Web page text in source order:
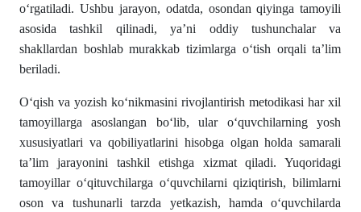
oʻrgatiladi. Ushbu jarayon, odatda, osondan qiyinga tamoyili
asosida tashkil qilinadi, ya’ni oddiy tushunchalar va
shakllardan boshlab murakkab tizimlarga oʻtish orqali ta’lim
beriladi.
Oʻqish va yozish ko‘nikmasini rivojlantirish metodikasi har xil
tamoyillarga asoslangan boʻlib, ular oʻquvchilarning yosh
xususiyatlari va qobiliyatlarini hisobga olgan holda samarali
ta’lim jarayonini tashkil etishga xizmat qiladi. Yuqoridagi
tamoyillar oʻqituvchilarga oʻquvchilarni qiziqtirish, bilimlarni
oson va tushunarli tarzda yetkazish, hamda oʻquvchilarda